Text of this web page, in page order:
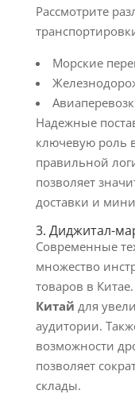
Рассмотрите
Морские
Надежные
ключевую роль
правильной
позволяет
доставки и
3. Диджитал-
Современные
множество
товаров в
Китай для
аудитории.
возможности
позволяет
склады.